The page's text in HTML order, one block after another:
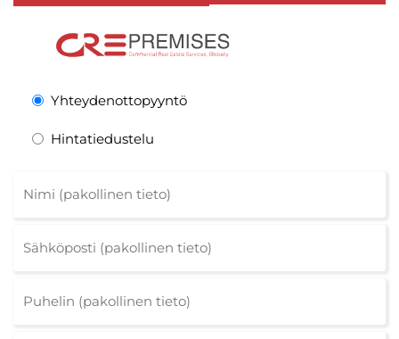
Yhteydenottopyyntö
Hintatiedustelu